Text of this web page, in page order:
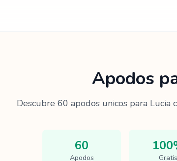
Apodos
Descubre 60 apodos unicos para Lucia
60
Apodos Gratis